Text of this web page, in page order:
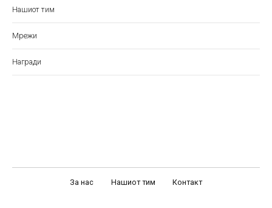
Нашиот тим
Мрежи
Награди
За нас Нашиот тим Контакт